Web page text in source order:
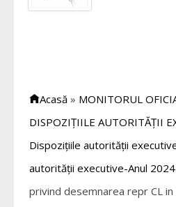
Acasă » MONITORUL
DISPOZIȚIILE AUTORITĂȚII
Dispozițiile autorității
autorității executive-Anul 2024
privind desemnarea repr CL in